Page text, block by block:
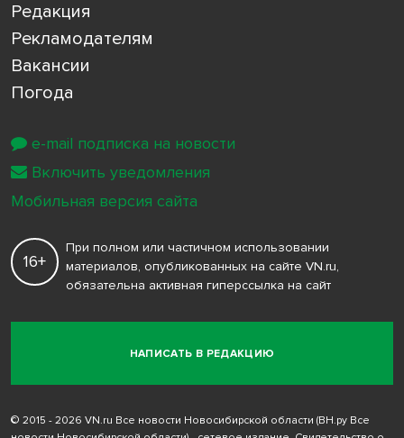
Редакция
Рекламодателям
Вакансии
Погода
НАПИСАТЬ В РЕДАКЦИЮ
16+
При полном или частичном использовании
материалов, опубликованных на сайте VN.ru,
обязательна активная гиперссылка на сайт
© 2015 - 2026 VN.ru Все новости Новосибирской области (ВН.ру Все
e-mail подписка на новости
Включить уведомления
Мобильная версия сайта